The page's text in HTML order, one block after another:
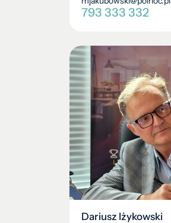
793 333 332
Dariusz Iżykowski